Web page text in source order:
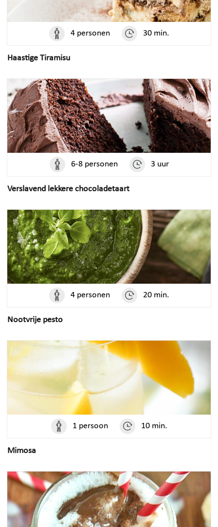
4 personen 30 min.
Haastige Tiramisu
6-8 personen 3 uur
Verslavend lekkere chocoladetaart
4 personen 20 min.
Nootvrije pesto
1 persoon 10 min.
Mimosa